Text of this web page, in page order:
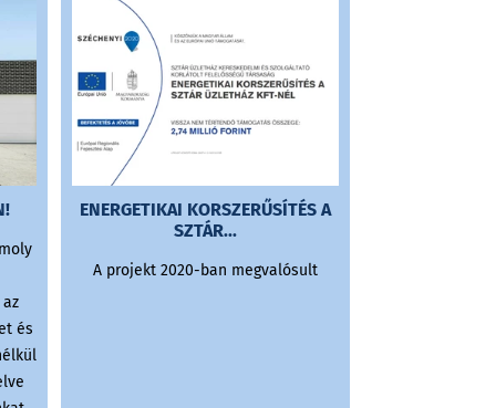
és
ENERGETIKAI KORSZERŰSÍTÉS A
SZTÁR...
A projekt 2020-ban megvalósult